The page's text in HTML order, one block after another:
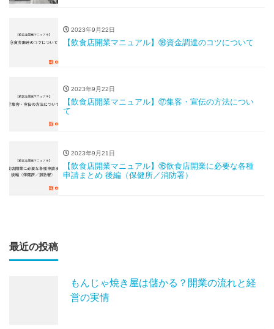
2023年9月22日
【飲食店開業マニュアル】⑱資金調達のコツについて
2023年9月22日
【飲食店開業マニュアル】⑰集客・宣伝の方法につい
て
2023年9月21日
【飲食店開業マニュアル】⑯飲食店開業に必要な各種
申請まとめ 後編（保健所／消防署）
最近の投稿
もんじゃ焼き屋は儲かる？開業の流れと経
営の実情